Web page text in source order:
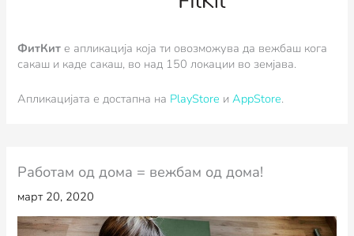
ФитКит e апликација која ти овозможува да вежбаш кога
сакаш и каде сакаш, во над 150 локации во земјава.
Апликацијата е достапна на PlayStore и AppStore.
Работам од дома = вежбам од дома!
март 20, 2020